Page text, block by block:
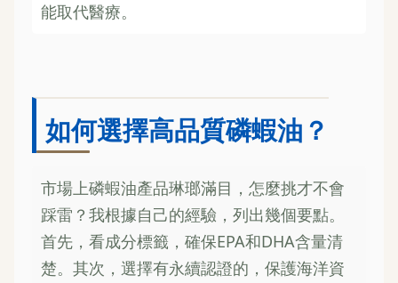
能取代醫療。
如何選擇高品質磷蝦油？
市場上磷蝦油產品琳瑯滿目，怎麼挑才不會
踩雷？我根據自己的經驗，列出幾個要點。
首先，看成分標籤，確保EPA和DHA含量清
楚。其次，選擇有永續認證的，保護海洋資